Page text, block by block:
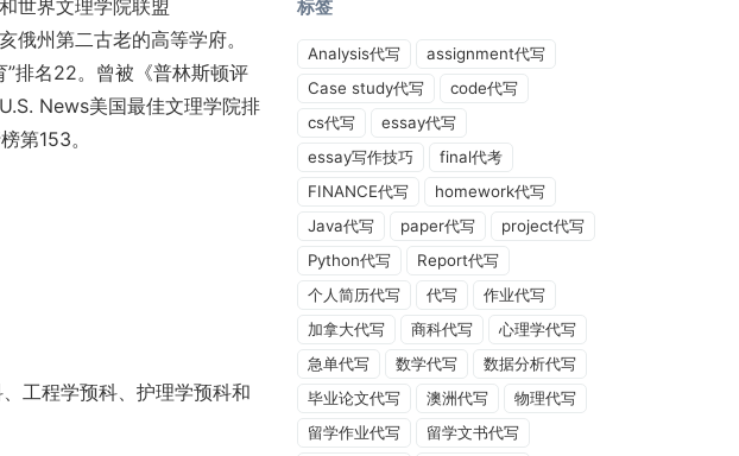
世界文理学院联盟
州第二古老的高等学府。
”排名22。曾被《普林斯顿评
News美国最佳文理学院排
第153。
工程学预科、护理学预科和
标签
Analysis代写
assignment代写
Case study代写
code代写
cs代写
essay代写
essay写作技巧
final代考
FINANCE代写
homework代写
Java代写
paper代写
project代写
Python代写
Report代写
个人简历代写
代写
作业代写
加拿大代写
商科代写
心理学代写
急单代写
数学代写
数据分析代写
毕业论文代写
澳洲代写
物理代写
留学作业代写
留学文书代写